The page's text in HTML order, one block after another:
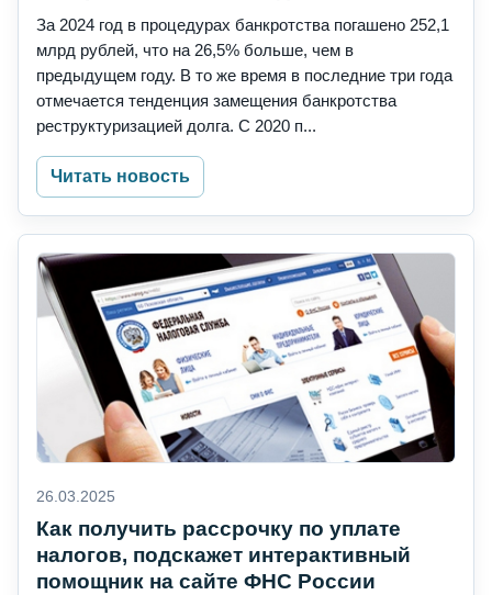
За 2024 год в процедурах банкротства погашено 252,1
млрд рублей, что на 26,5% больше, чем в
предыдущем году. В то же время в последние три года
отмечается тенденция замещения банкротства
реструктуризацией долга. С 2020 п...
Читать новость
26.03.2025
Как получить рассрочку по уплате
налогов, подскажет интерактивный
помощник на сайте ФНС России